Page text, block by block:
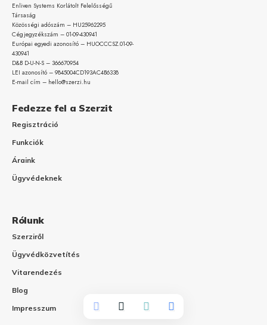
Enliven Systems Korlátolt Felelősségű
Társaság
Közösségi adószám – HU25962295
Cégjegyzékszám – 01-09-430941
Európai egyedi azonosító – HUOCCCSZ.01-09-
430941
D&B D-U-N-S – 366670954
LEI azonosító – 9845004CD193AC4B6338
E-mail cím – hello@szerzi.hu
Fedezze fel a Szerzit
Regisztráció
Funkciók
Áraink
Ügyvédeknek
Rólunk
Szerziről
Ügyvédközvetítés
Vitarendezés
Blog
Impresszum